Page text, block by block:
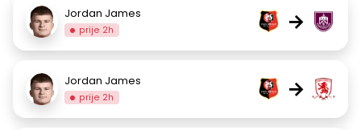
Jordan James
prije 2h →
Jordan James
prije 2h →